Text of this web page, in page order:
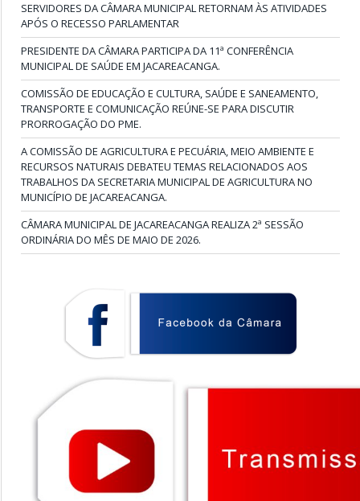
SERVIDORES DA CÂMARA MUNICIPAL RETORNAM ÀS ATIVIDADES
APÓS O RECESSO PARLAMENTAR
PRESIDENTE DA CÂMARA PARTICIPA DA 11ª CONFERÊNCIA
MUNICIPAL DE SAÚDE EM JACAREACANGA.
COMISSÃO DE EDUCAÇÃO E CULTURA, SAÚDE E SANEAMENTO,
TRANSPORTE E COMUNICAÇÃO REÚNE-SE PARA DISCUTIR
PRORROGAÇÃO DO PME.
A COMISSÃO DE AGRICULTURA E PECUÁRIA, MEIO AMBIENTE E
RECURSOS NATURAIS DEBATEU TEMAS RELACIONADOS AOS
TRABALHOS DA SECRETARIA MUNICIPAL DE AGRICULTURA NO
MUNICÍPIO DE JACAREACANGA.
CÂMARA MUNICIPAL DE JACAREACANGA REALIZA 2ª SESSÃO
ORDINÁRIA DO MÊS DE MAIO DE 2026.